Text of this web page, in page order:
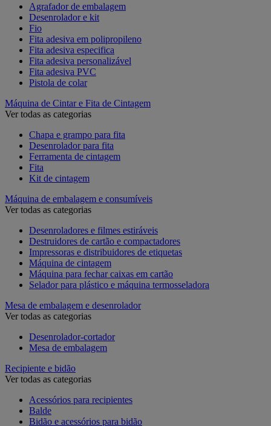
Agrafador de embalagem
Desenrolador e kit
Fio
Fita adesiva em polipropileno
Fita adesiva especifica
Fita adesiva personalizável
Fita adesiva PVC
Pistola de colar
Máquina de Cintar e Fita de Cintagem
Ver todas as categorias
Chapa e grampo para fita
Desenrolador para fita
Ferramenta de cintagem
Fita
Kit de cintagem
Máquina de embalagem e consumíveis
Ver todas as categorias
Desenroladores e filmes estiráveis
Destruidores de cartão e compactadores
Impressoras e distribuidores de etiquetas
Máquina de cintagem
Máquina para fechar caixas em cartão
Selador para plástico e máquina termosseladora
Mesa de embalagem e desenrolador
Ver todas as categorias
Desenrolador-cortador
Mesa de embalagem
Recipiente e bidão
Ver todas as categorias
Acessórios para recipientes
Balde
Bidão e acessórios para bidão